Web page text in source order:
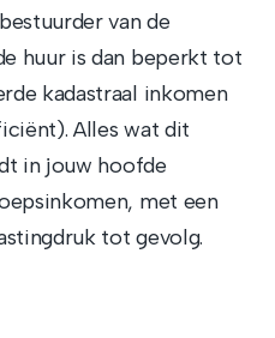
van de
huur is dan beperkt tot
kadastraal inkomen
Alles wat dit
in jouw hoofde
met een
tot gevolg.